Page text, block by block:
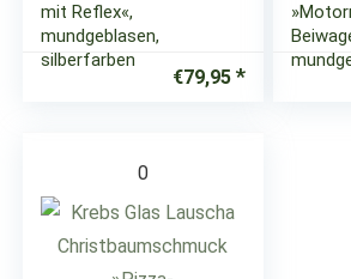
mit Reflex«,
mundgeblasen,
silberfarben
€79,95
0